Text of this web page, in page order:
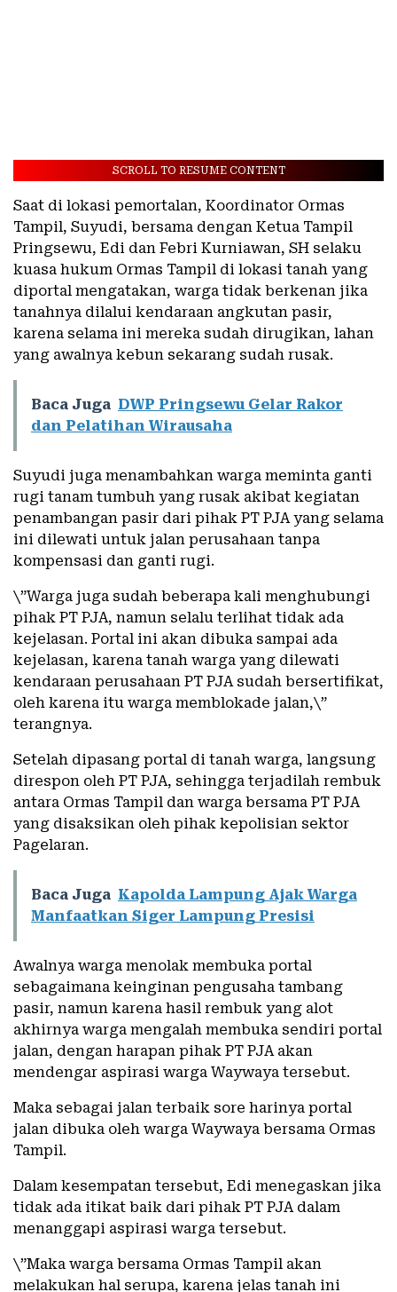
SCROLL TO RESUME CONTENT
Saat di lokasi pemortalan, Koordinator Ormas
Tampil, Suyudi, bersama dengan Ketua Tampil
Pringsewu, Edi dan Febri Kurniawan, SH selaku
kuasa hukum Ormas Tampil di lokasi tanah yang
diportal mengatakan, warga tidak berkenan jika
tanahnya dilalui kendaraan angkutan pasir,
karena selama ini mereka sudah dirugikan, lahan
yang awalnya kebun sekarang sudah rusak.
Baca Juga DWP Pringsewu Gelar Rakor
dan Pelatihan Wirausaha
Suyudi juga menambahkan warga meminta ganti
rugi tanam tumbuh yang rusak akibat kegiatan
penambangan pasir dari pihak PT PJA yang selama
ini dilewati untuk jalan perusahaan tanpa
kompensasi dan ganti rugi.
\”Warga juga sudah beberapa kali menghubungi
pihak PT PJA, namun selalu terlihat tidak ada
kejelasan. Portal ini akan dibuka sampai ada
kejelasan, karena tanah warga yang dilewati
kendaraan perusahaan PT PJA sudah bersertifikat,
oleh karena itu warga memblokade jalan,\”
terangnya.
Setelah dipasang portal di tanah warga, langsung
direspon oleh PT PJA, sehingga terjadilah rembuk
antara Ormas Tampil dan warga bersama PT PJA
yang disaksikan oleh pihak kepolisian sektor
Pagelaran.
Baca Juga Kapolda Lampung Ajak Warga
Manfaatkan Siger Lampung Presisi
Awalnya warga menolak membuka portal
sebagaimana keinginan pengusaha tambang
pasir, namun karena hasil rembuk yang alot
akhirnya warga mengalah membuka sendiri portal
jalan, dengan harapan pihak PT PJA akan
mendengar aspirasi warga Waywaya tersebut.
Maka sebagai jalan terbaik sore harinya portal
jalan dibuka oleh warga Waywaya bersama Ormas
Tampil.
Dalam kesempatan tersebut, Edi menegaskan jika
tidak ada itikat baik dari pihak PT PJA dalam
menanggapi aspirasi warga tersebut.
\”Maka warga bersama Ormas Tampil akan
melakukan hal serupa, karena jelas tanah ini